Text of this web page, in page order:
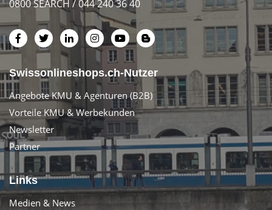
0800 SEARCH / 044 240 36 40
Swissonlineshops.ch-Nutzer
Angebote KMU & Agenturen (B2B)
Vorteile KMU & Werbekunden
Newsletter
Partner
Links
Medien & News